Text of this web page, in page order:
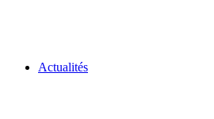
Actualités